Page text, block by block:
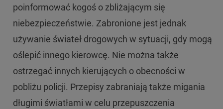
poinformować kogoś o zbliżającym się
niebezpieczeństwie. Zabronione jest jednak
używanie świateł drogowych w sytuacji, gdy mogą
oślepić innego kierowcę. Nie można także
ostrzegać innych kierujących o obecności w
pobliżu policji. Przepisy zabraniają także migania
długimi światłami w celu przepuszczenia